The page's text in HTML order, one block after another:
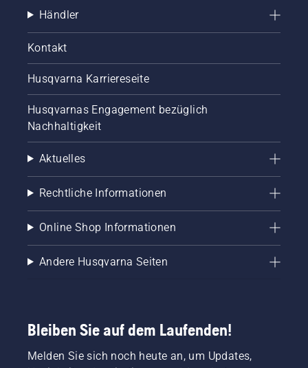
Händler
Kontakt
Husqvarna Karriereseite
Husqvarnas Engagement bezüglich
Nachhaltigkeit
Aktuelles
Rechtliche Informationen
Online Shop Informationen
Andere Husqvarna Seiten
Bleiben Sie auf dem Laufenden!
Melden Sie sich noch heute an, um Updates,